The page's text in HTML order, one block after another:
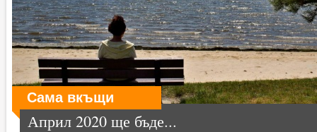
Сама вкъщи
Април 2020 ще бъде...